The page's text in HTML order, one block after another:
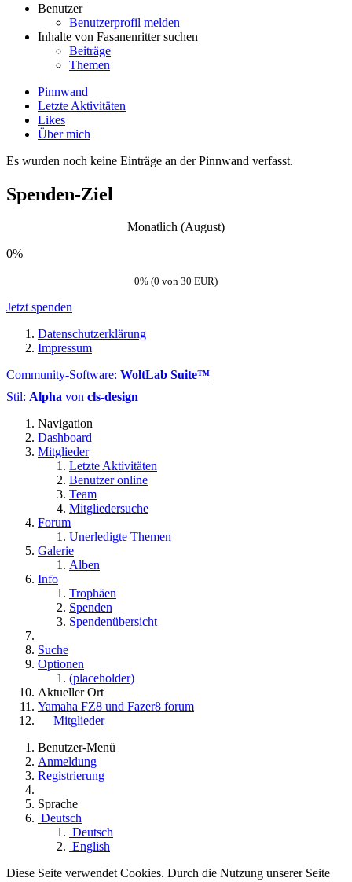
Benutzer
Benutzerprofil melden
Inhalte von Fasanenritter suchen
Beiträge
Themen
Pinnwand
Letzte Aktivitäten
Likes
Über mich
Es wurden noch keine Einträge an der Pinnwand verfasst.
Spenden-Ziel
Monatlich (August)
0%
0% (0 von 30 EUR)
Jetzt spenden
Datenschutzerklärung
Impressum
Community-Software: WoltLab Suite™
Stil: Alpha von cls-design
Navigation
Dashboard
Mitglieder
Letzte Aktivitäten
Benutzer online
Team
Mitgliedersuche
Forum
Unerledigte Themen
Galerie
Alben
Info
Trophäen
Spenden
Spendenübersicht
Suche
Optionen
(placeholder)
Aktueller Ort
Yamaha FZ8 und Fazer8 forum
Mitglieder
Benutzer-Menü
Anmeldung
Registrierung
Sprache
Deutsch
Deutsch
English
Diese Seite verwendet Cookies. Durch die Nutzung unserer Seite